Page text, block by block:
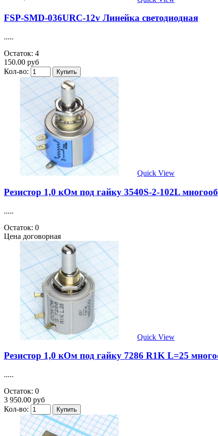
FSP-SMD-036URC-12v Линейка светодиодная
.....
Остаток: 4
150.00 руб
Кол-во:
Quick View
Резистор 1,0 кОм под гайку 3540S-2-102L
.....
Остаток: 0
Цена договорная
Quick View
Резистор 1,0 кОм под гайку 7286 R1K L=25
.....
Остаток: 0
3 950.00 руб
Кол-во: